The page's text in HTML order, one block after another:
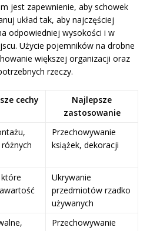
jest zapewnienie, aby schowek
układ tak, aby najczęściej
odpowiedniej wysokości i w
Użycie pojemników na drobne
większej organizacji oraz
rzeczy.
cechy
Najlepsze
zastosowanie
Przechowywanie
książek, dekoracji
Ukrywanie
przedmiotów rzadko
używanych
Przechowywanie